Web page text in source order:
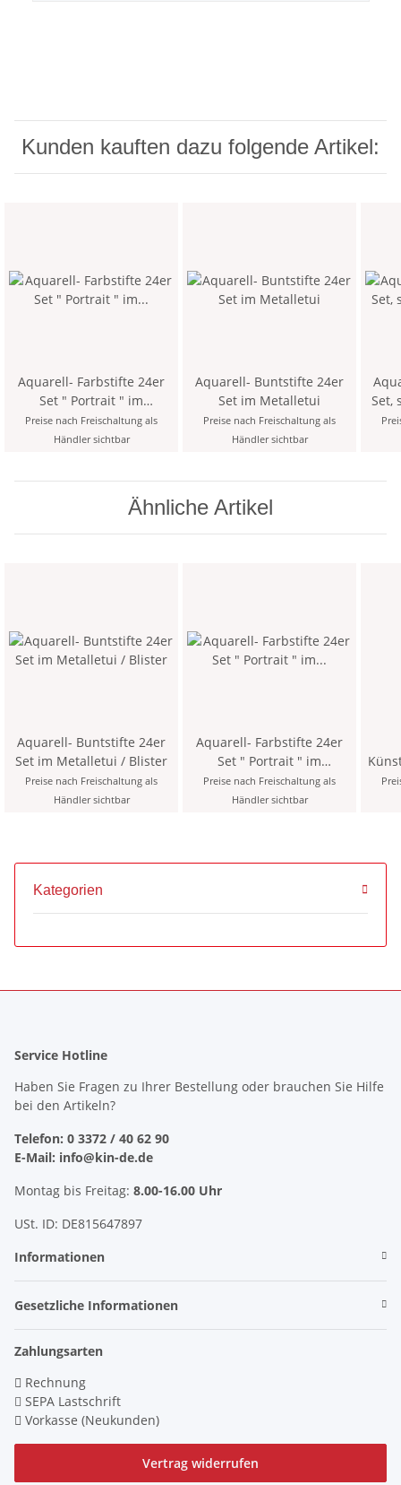
Kunden kauften dazu folgende Artikel:
Aquarell- Farbstifte 24er
Set " Portrait " im
Metalletui (12 PL)
Preise nach Freischaltung als
Händler sichtbar
Aquarell- Buntstifte 24er
Set im Metalletui
Preise nach Freischaltung als
Händler sichtbar
Set,
Ähnliche Artikel
Aquarell- Buntstifte 24er
Set im Metalletui / Blister
Preise nach Freischaltung als
Händler sichtbar
Aquarell- Farbstifte 24er
Set " Portrait " im
Metalletui (12 PL)
Preise nach Freischaltung als
Händler sichtbar
Kategorien
Service Hotline
Haben Sie Fragen zu Ihrer Bestellung oder brauchen Sie Hilfe
bei den Artikeln?
Telefon: 0 3372 / 40 62 90
E-Mail: info@kin-de.de
Montag bis Freitag: 8.00-16.00 Uhr
USt. ID: DE815647897
Informationen
Gesetzliche Informationen
Zahlungsarten
Rechnung
SEPA Lastschrift
Vorkasse (Neukunden)
Vertrag widerrufen